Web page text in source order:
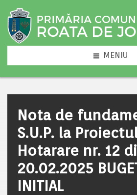
MENIU
Nota de
S.U.P. la
Hotarare nr. 12
20.02.2025
INITIAL